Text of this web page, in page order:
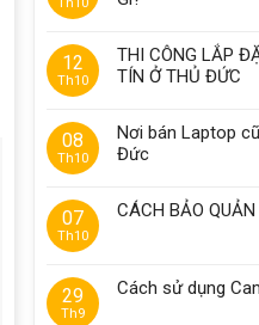
12
Th10
THI CÔNG LẮP
TÍN Ở THỦ ĐỨC
08
Th10
Nơi bán Laptop
Đức
07
Th10
CÁCH BẢO
29
Th9
Cách sử dụng